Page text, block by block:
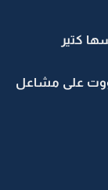
على مشاعل